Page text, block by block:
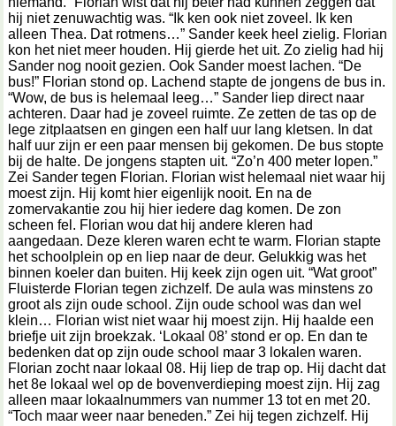
hij niet zenuwachtig was. “Ik ken ook niet zoveel. Ik ken
alleen Thea. Dat rotmens…” Sander keek heel zielig. Florian
kon het niet meer houden. Hij gierde het uit. Zo zielig had hij
Sander nog nooit gezien. Ook Sander moest lachen. “De
bus!” Florian stond op. Lachend stapte de jongens de bus in.
“Wow, de bus is helemaal leeg…” Sander liep direct naar
achteren. Daar had je zoveel ruimte. Ze zetten de tas op de
lege zitplaatsen en gingen een half uur lang kletsen. In dat
half uur zijn er een paar mensen bij gekomen. De bus stopte
bij de halte. De jongens stapten uit. “Zo’n 400 meter lopen.”
Zei Sander tegen Florian. Florian wist helemaal niet waar hij
moest zijn. Hij komt hier eigenlijk nooit. En na de
zomervakantie zou hij hier iedere dag komen. De zon
scheen fel. Florian wou dat hij andere kleren had
aangedaan. Deze kleren waren echt te warm. Florian stapte
het schoolplein op en liep naar de deur. Gelukkig was het
binnen koeler dan buiten. Hij keek zijn ogen uit. “Wat groot”
Fluisterde Florian tegen zichzelf. De aula was minstens zo
groot als zijn oude school. Zijn oude school was dan wel
klein… Florian wist niet waar hij moest zijn. Hij haalde een
briefje uit zijn broekzak. ‘Lokaal 08’ stond er op. En dan te
bedenken dat op zijn oude school maar 3 lokalen waren.
Florian zocht naar lokaal 08. Hij liep de trap op. Hij dacht dat
het 8e lokaal wel op de bovenverdieping moest zijn. Hij zag
alleen maar lokaalnummers van nummer 13 tot en met 20.
“Toch maar weer naar beneden.” Zei hij tegen zichzelf. Hij